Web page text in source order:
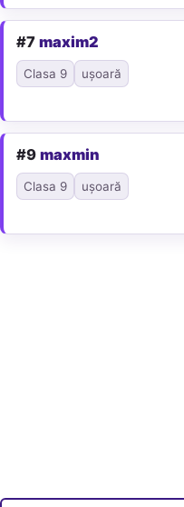
#7 maxim2
Clasa 9 ușoară
#9 maxmin
Clasa 9 ușoară